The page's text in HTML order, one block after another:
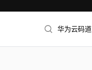
华为云码道